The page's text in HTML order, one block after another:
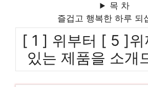
목 차
즐겁고 행복한 하루 되
[ 1 ] 위부터 [ 5 ]위
있는 제품을 소개